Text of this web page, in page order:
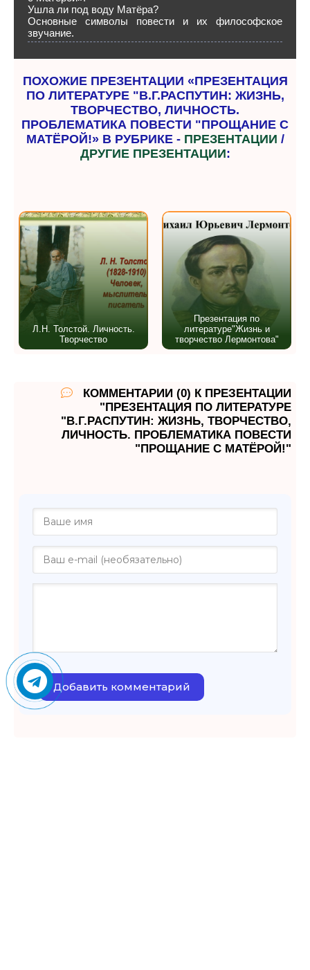
Ушла ли под воду Матёра?
Основные символы повести и их философское
звучание.
ПОХОЖИЕ ПРЕЗЕНТАЦИИ «ПРЕЗЕНТАЦИЯ
ПО ЛИТЕРАТУРЕ "В.Г.РАСПУТИН: ЖИЗНЬ,
ТВОРЧЕСТВО, ЛИЧНОСТЬ.
ПРОБЛЕМАТИКА ПОВЕСТИ "ПРОЩАНИЕ С
МАТЁРОЙ!» В РУБРИКЕ - ПРЕЗЕНТАЦИИ /
ДРУГИЕ ПРЕЗЕНТАЦИИ:
Л.Н. Толстой. Личность.
Творчество
Презентация по
литературе"Жизнь и
творчество Лермонтова"
КОММЕНТАРИИ (0) К ПРЕЗЕНТАЦИИ
"ПРЕЗЕНТАЦИЯ ПО ЛИТЕРАТУРЕ
"В.Г.РАСПУТИН: ЖИЗНЬ, ТВОРЧЕСТВО,
ЛИЧНОСТЬ. ПРОБЛЕМАТИКА ПОВЕСТИ
"ПРОЩАНИЕ С МАТЁРОЙ!"
Добавить комментарий